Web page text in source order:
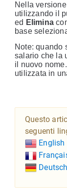
Nella
utilizzando il
ed Elimina
base
Note: quando
salario che la
il nuovo
utilizzata in
Questo
seguenti
English
Deutsch